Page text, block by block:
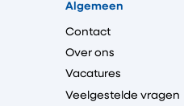
Algemeen
Contact
Over ons
Vacatures
Veelgestelde vragen